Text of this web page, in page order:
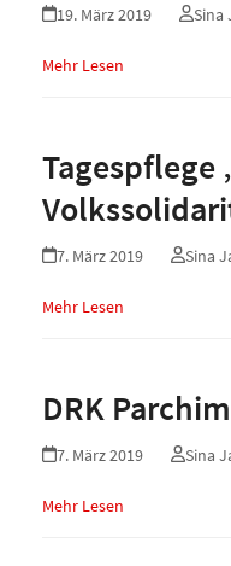
19. März 2019 Sina
Mehr Lesen
Tagespflege
7. März 2019 Sina
Mehr Lesen
DRK
7. März 2019 Sina
Mehr Lesen